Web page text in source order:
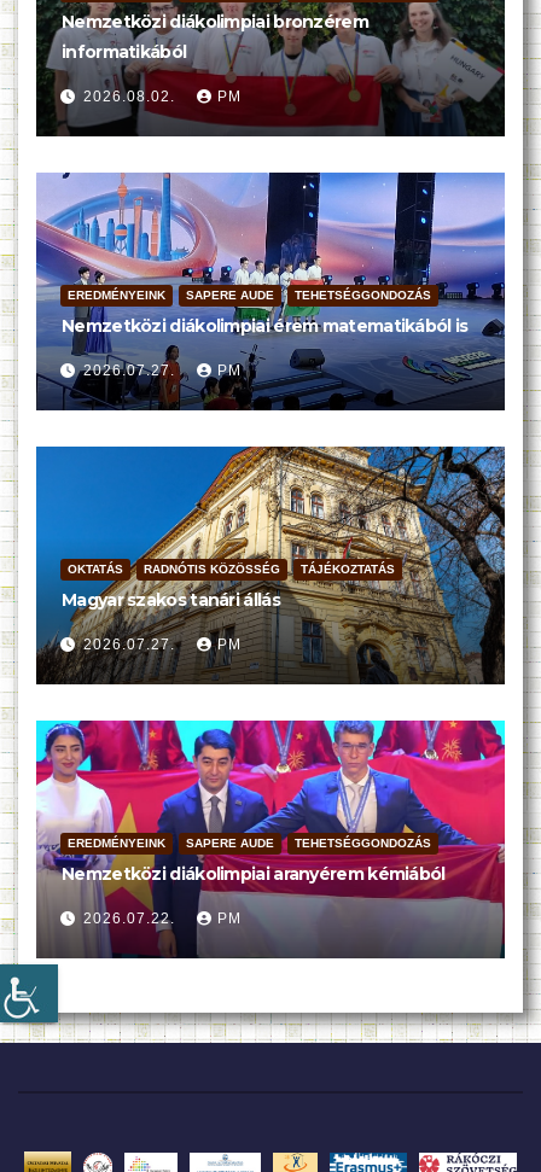
Nemzetközi diákolimpiai bronzérem
informatikából
2026.08.02. PM
EREDMÉNYEINK SAPERE AUDE TEHETSÉGGONDOZÁS
Nemzetközi diákolimpiai érem matematikából is
2026.07.27. PM
OKTATÁS RADNÓTIS KÖZÖSSÉG TÁJÉKOZTATÁS
Magyar szakos tanári állás
2026.07.27. PM
EREDMÉNYEINK SAPERE AUDE TEHETSÉGGONDOZÁS
Nemzetközi diákolimpiai aranyérem kémiából
2026.07.22. PM